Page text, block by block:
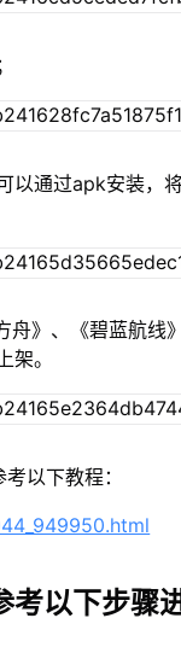
以通过apk安装，
》、《碧蓝航线
架。
以下教程：
以下步骤